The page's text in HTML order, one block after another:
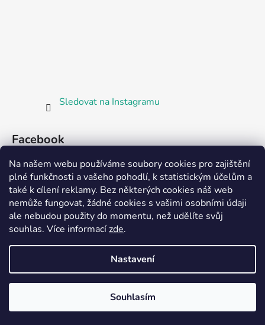
Na našem webu používáme soubory cookies pro zajištění
plné funkčnosti a vašeho pohodlí, k statistickým účelům a
také k cílení reklamy. Bez některých cookies náš web
nemůže fungovat, žádné cookies s vašimi osobními údaji
ale nebudou použity do momentu, než udělíte svůj
souhlas. Více informacízde.
Nastavení
Souhlasím
Sledovat na Instagramu
Facebook
Partnerská prodejna Barefoot Plzeň
Vytvořil Shoptet
Bosorka Plzeň
vyhrazena.